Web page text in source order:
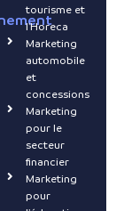
tourisme et
l'Horeca
Marketing
automobile
et
concessions
Marketing
pour le
secteur
financier
Marketing
pour